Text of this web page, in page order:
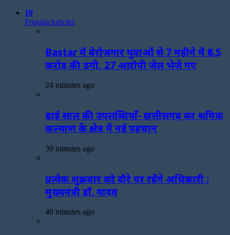
10
PopularArticles
Bastar में बेरोजगार युवाओं से 7 महीने में ₹6.5
करोड़ की ठगी, 27 आरोपी जेल भेजे गए
24 minutes ago
ढाई साल की उपलब्धियाँ- छत्तीसगढ़ का श्रमिक
कल्याण के क्षेत्र में नई पहचान
39 minutes ago
प्रत्येक शुक्रवार को दौरे पर रहेंगे अधिकारी :
मुख्यमंत्री डॉ. यादव
40 minutes ago